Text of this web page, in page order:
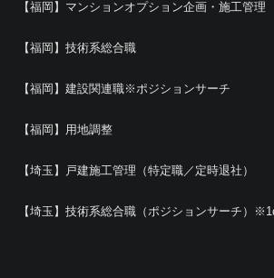
【福岡】マンションオプション企画・施工管理
【福岡】技術系総合職
【福岡】建設関連職※ポジションサーチ
【福岡】用地調整
【埼玉】戸建施工管理（特定職／定時退社）
【埼玉】技術系総合職（ポジションサーチ）